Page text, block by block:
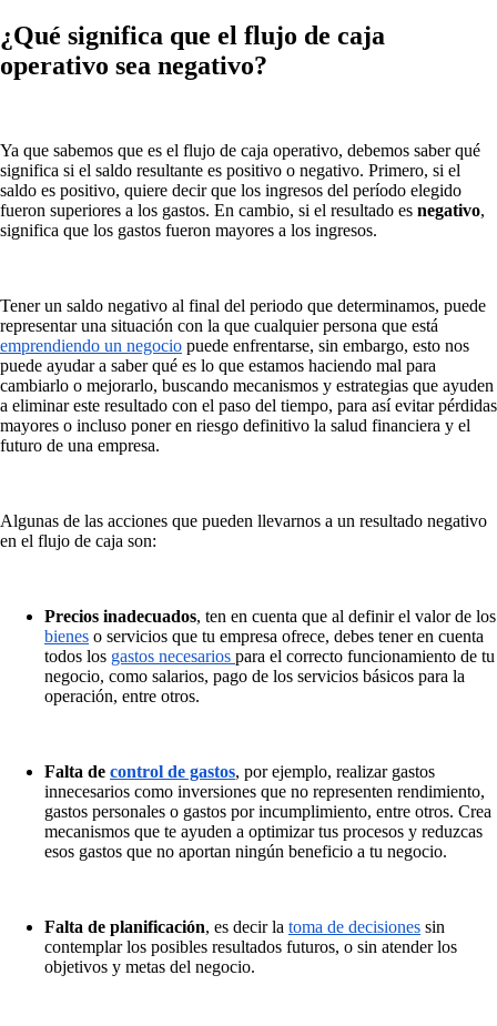
¿Qué significa que el flujo de caja
operativo sea negativo?
Ya que sabemos que es el flujo de caja operativo, debemos saber qué
significa si el saldo resultante es positivo o negativo. Primero, si el
saldo es positivo, quiere decir que los ingresos del período elegido
fueron superiores a los gastos. En cambio, si el resultado es negativo,
significa que los gastos fueron mayores a los ingresos.
Tener un saldo negativo al final del periodo que determinamos, puede
representar una situación con la que cualquier persona que está
emprendiendo un negocio puede enfrentarse, sin embargo, esto nos
puede ayudar a saber qué es lo que estamos haciendo mal para
cambiarlo o mejorarlo, buscando mecanismos y estrategias que ayuden
a eliminar este resultado con el paso del tiempo, para así evitar pérdidas
mayores o incluso poner en riesgo definitivo la salud financiera y el
futuro de una empresa.
Algunas de las acciones que pueden llevarnos a un resultado negativo
en el flujo de caja son:
Precios inadecuados, ten en cuenta que al definir el valor de los
bienes o servicios que tu empresa ofrece, debes tener en cuenta
todos los gastos necesarios para el correcto funcionamiento de tu
negocio, como salarios, pago de los servicios básicos para la
operación, entre otros.
Falta de control de gastos, por ejemplo, realizar gastos
innecesarios como inversiones que no representen rendimiento,
gastos personales o gastos por incumplimiento, entre otros. Crea
mecanismos que te ayuden a optimizar tus procesos y reduzcas
esos gastos que no aportan ningún beneficio a tu negocio.
Falta de planificación, es decir la toma de decisiones sin
contemplar los posibles resultados futuros, o sin atender los
objetivos y metas del negocio.